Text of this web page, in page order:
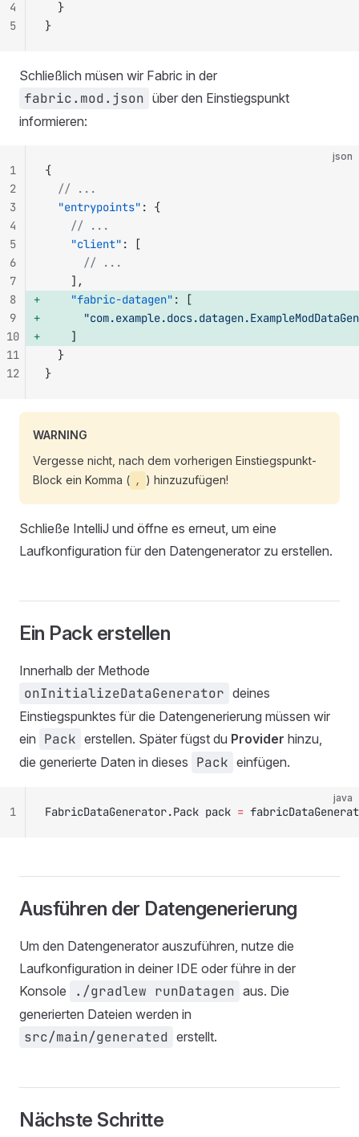
	}
}
4
5
Schließlich müsen wir Fabric in der
fabric.mod.json über den Einstiegspunkt
informieren:
json
{
  // ...
  "entrypoints"
: {
    // ...
    "client"
: [
      // ...
    ],
    "fabric-datagen"
: [
    ]
  }
}
1
2
3
4
5
6
7
8
9
10
11
12
WARNING
Vergesse nicht, nach dem vorherigen Einstiegspunkt-
Block ein Komma ( , ) hinzuzufügen!
Schließe IntelliJ und öffne es erneut, um eine
Laufkonfiguration für den Datengenerator zu erstellen.
Ein Pack erstellen
Innerhalb der Methode
onInitializeDataGenerator deines
Einstiegspunktes für die Datengenerierung müssen wir
ein Pack erstellen. Später fügst du Provider hinzu,
die generierte Daten in dieses Pack einfügen.
java
FabricDataGenerator.Pack pack =
1
Ausführen der Datengenerierung
Um den Datengenerator auszuführen, nutze die
Laufkonfiguration in deiner IDE oder führe in der
Konsole
./gradlew runDatagen aus. Die
generierten Dateien werden in
src/main/generated erstellt.
Nächste Schritte